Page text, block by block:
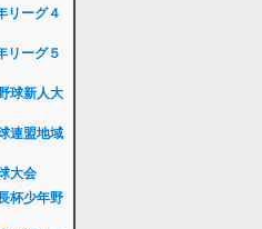
リーグ４
リーグ５
球新人大
連盟地域
大会
杯少年野